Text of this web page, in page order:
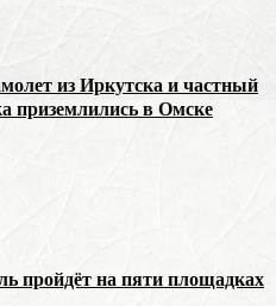
из Иркутска и частный
приземлились в Омске
пройдёт на пяти площадках